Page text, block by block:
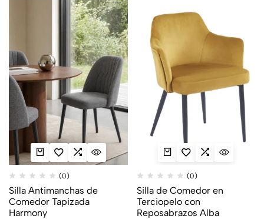
(0)
Silla Antimanchas de
Comedor Tapizada
Harmony
(0)
Silla de Comedor en
Terciopelo con
Reposabrazos Alba